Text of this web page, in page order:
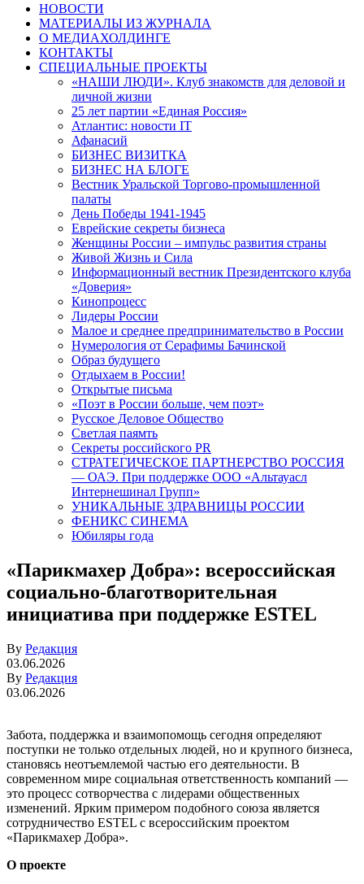
НОВОСТИ
МАТЕРИАЛЫ ИЗ ЖУРНАЛА
О МЕДИАХОЛДИНГЕ
КОНТАКТЫ
СПЕЦИАЛЬНЫЕ ПРОЕКТЫ
«НАШИ ЛЮДИ». Клуб знакомств для деловой и
личной жизни
25 лет партии «Единая Россия»
Атлантис: новости IT
Афанасий
БИЗНЕС ВИЗИТКА
БИЗНЕС НА БЛОГЕ
Вестник Уральской Торгово-промышленной
палаты
День Победы 1941-1945
Еврейские секреты бизнеса
Женщины России – импульс развития страны
Живой Жизнь и Сила
Информационный вестник Президентского клуба
«Доверия»
Кинопроцесс
Лидеры России
Малое и среднее предпринимательство в России
Нумерология от Серафимы Бачинской
Образ будущего
Отдыхаем в России!
Открытые письма
«Поэт в России больше, чем поэт»
Русское Деловое Общество
Светлая паямть
Секреты российского PR
СТРАТЕГИЧЕСКОЕ ПАРТНЕРСТВО РОССИЯ
— ОАЭ. При поддержке ООО «Альтауасл
Интернешинал Групп»
УНИКАЛЬНЫЕ ЗДРАВНИЦЫ РОССИИ
ФЕНИКС СИНЕМА
Юбиляры года
«Парикмахер Добра»: всероссийская
социально-благотворительная
инициатива при поддержке ESTEL
By Редакция
03.06.2026
By Редакция
03.06.2026
Забота, поддержка и взаимопомощь сегодня определяют
поступки не только отдельных людей, но и крупного бизнеса,
становясь неотъемлемой частью его деятельности. В
современном мире социальная ответственность компаний —
это процесс сотворчества с лидерами общественных
изменений. Ярким примером подобного союза является
сотрудничество ESTEL с всероссийским проектом
«Парикмахер Добра».
О проекте